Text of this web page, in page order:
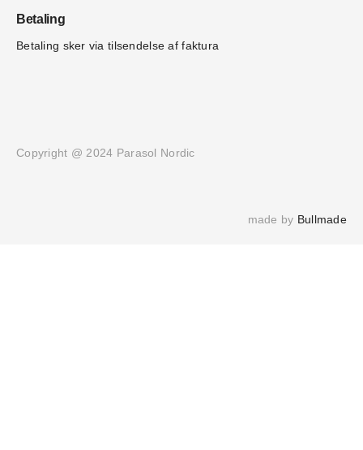
Betaling
Betaling sker via tilsendelse af faktura
Copyright @ 2024 Parasol Nordic
made by Bullmade